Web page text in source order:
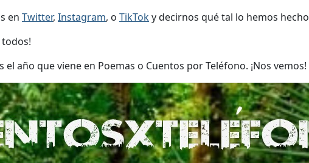
en Twitter, Instagram, o TikToky decirnos qué tal lo hemos hecho
todos!
el año que viene en Poemas o Cuentos por Teléfono. ¡Nos vemos!